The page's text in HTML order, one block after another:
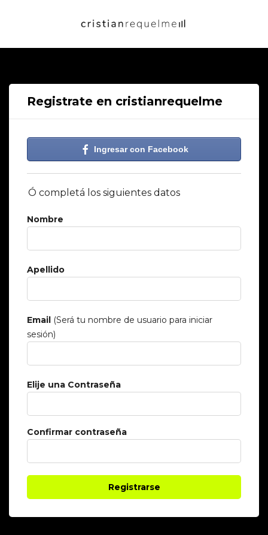
Registrate en cristianrequelme
Ingresar con Facebook
Ó completá los siguientes datos
Nombre
Apellido
Email (Será tu nombre de usuario para iniciar
sesión)
Elije una Contraseña
Confirmar contraseña
Registrarse